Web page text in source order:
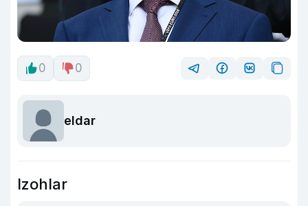
0 0
eldar
Izohlar